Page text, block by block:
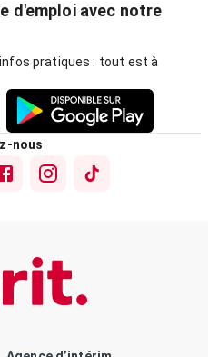
d'emploi avec notre
pratiques : tout est à
nous